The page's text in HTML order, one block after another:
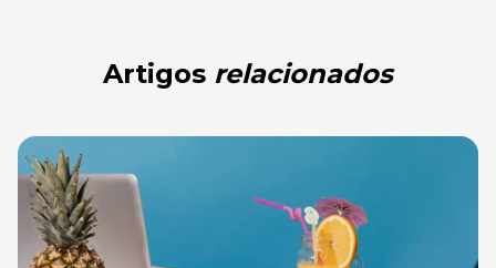
Artigos relacionados